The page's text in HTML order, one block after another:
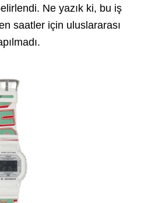
Ne yazık ki, bu iş
saatler için uluslararası